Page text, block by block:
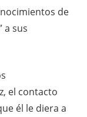
de
a sus
el contacto
él le diera a